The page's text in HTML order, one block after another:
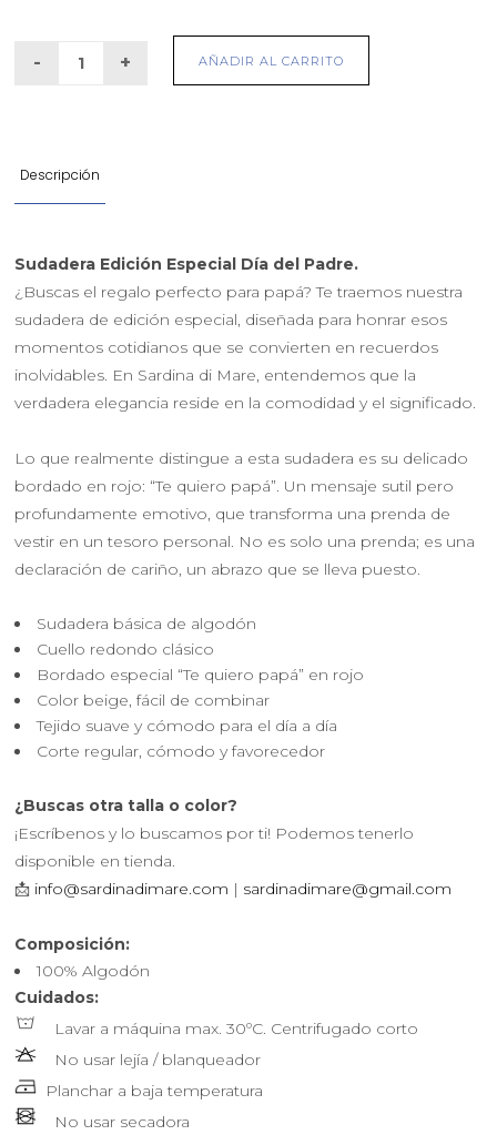
AÑADIR AL CARRITO
Descripción
Sudadera Edición Especial Día del Padre.
¿Buscas el regalo perfecto para papá? Te traemos nuestra
sudadera de edición especial, diseñada para honrar esos
momentos cotidianos que se convierten en recuerdos
inolvidables. En Sardina di Mare, entendemos que la
verdadera elegancia reside en la comodidad y el significado.
Lo que realmente distingue a esta sudadera es su delicado
bordado en rojo:“Te quiero papá”. Un mensaje sutil pero
profundamente emotivo, que transforma una prenda de
vestir en un tesoro personal. No es solo una prenda; es una
declaración de cariño, un abrazo que se lleva puesto.
Sudadera básica de algodón
Cuello redondo clásico
Bordado especial “Te quiero papá” en rojo
Color beige, fácil de combinar
Tejido suave y cómodo para el día a día
Corte regular, cómodo y favorecedor
¿Buscas otra talla o color?
¡Escríbenos y lo buscamos por ti! Podemos tenerlo
disponible en tienda.
📩 info@sardinadimare.com | sardinadimare@gmail.com
Composición:
100% Algodón
Cuidados:
Lavar a máquina max. 30ºC. Centrifugado corto
No usar lejía / blanqueador
Planchar a baja temperatura
No usar secadora